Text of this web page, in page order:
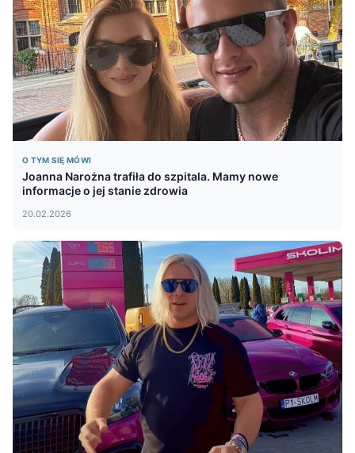
O TYM SIĘ MÓWI
Joanna Narożna trafiła do szpitala. Mamy nowe
informacje o jej stanie zdrowia
20.02.2026